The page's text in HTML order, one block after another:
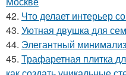
42. Что делает интерьер
43. Уютная двушка для
44. Элегантный
45. Трафаретная плитка